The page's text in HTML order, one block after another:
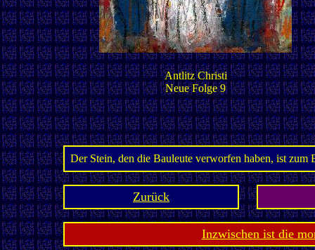
Antlitz Christi
Neue Folge 9
Der Stein, den die Bauleute verworfen haben, ist
Zurück
Inzwischen ist die